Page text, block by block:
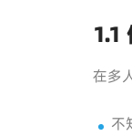
1.1
在多
不